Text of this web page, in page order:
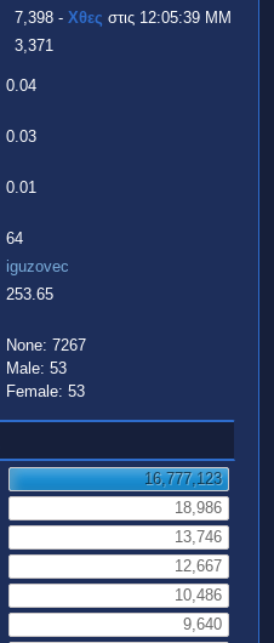
7,398 - Χθες στις 12:05:39 ΜΜ
3,371
0.04
0.03
0.01
64
iguzovec
253.65
None: 7267
Male: 53
Female: 53
16,777,123
18,986
13,746
12,667
10,486
9,640